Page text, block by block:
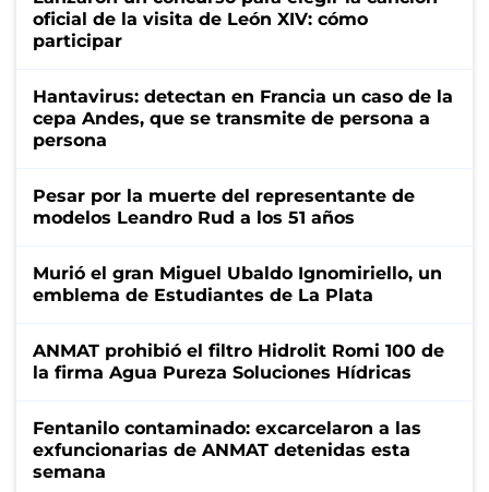
oficial de la visita de León XIV: cómo
participar
Hantavirus: detectan en Francia un caso de la
cepa Andes, que se transmite de persona a
persona
Pesar por la muerte del representante de
modelos Leandro Rud a los 51 años
Murió el gran Miguel Ubaldo Ignomiriello, un
emblema de Estudiantes de La Plata
ANMAT prohibió el filtro Hidrolit Romi 100 de
la firma Agua Pureza Soluciones Hídricas
Fentanilo contaminado: excarcelaron a las
exfuncionarias de ANMAT detenidas esta
semana